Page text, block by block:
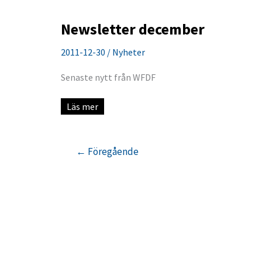
Newsletter december
2011-12-30 / Nyheter
Senaste nytt från WFDF
Newsletter
december
Läs mer
← Föregående